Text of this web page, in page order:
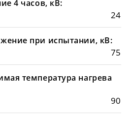
4 часов, кВ:
24
при испытании, кВ:
75
температура нагрева
90